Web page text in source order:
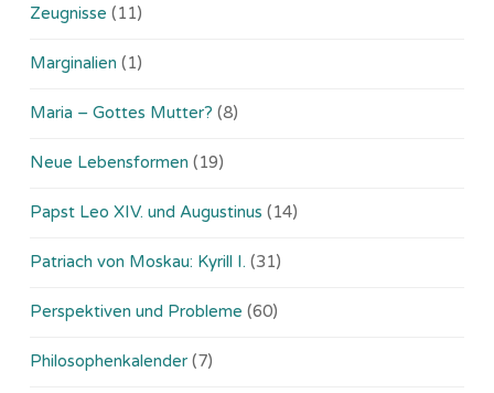
Zeugnisse (11)
Marginalien (1)
Maria – Gottes Mutter? (8)
Neue Lebensformen (19)
Papst Leo XIV. und Augustinus (14)
Patriach von Moskau: Kyrill I. (31)
Perspektiven und Probleme (60)
Philosophenkalender (7)